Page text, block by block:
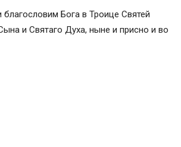
Бога в Троице Святей
и Святаго Духа, ныне и присно и во